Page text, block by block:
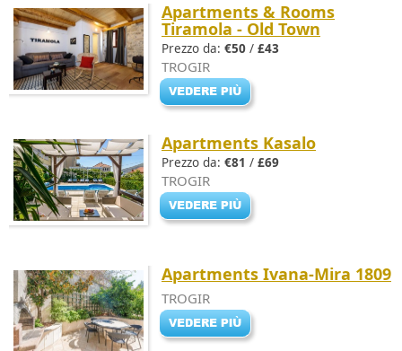
Apartments & Rooms
Tiramola - Old Town
Prezzo da: €50 / £43
TROGIR
Apartments Kasalo
Prezzo da: €81 / £69
TROGIR
Apartments Ivana-Mira 1809
TROGIR